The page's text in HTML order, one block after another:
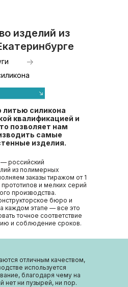
изделий из
российский
из полимерных
заказы тиражом от 1
и мелких серий
производства.
бюро и
каждом этапе — все это
точное соответствие
и соблюдение сроков.
силикона
квалификацией и
позволяет нам
самые
изделия.
отличным качеством,
используется
благодаря чему на
нет ни пузырей, ни пор.